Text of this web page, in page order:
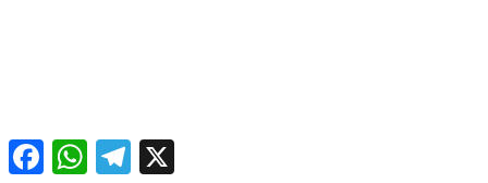
FacebookWhatsAppTelegram